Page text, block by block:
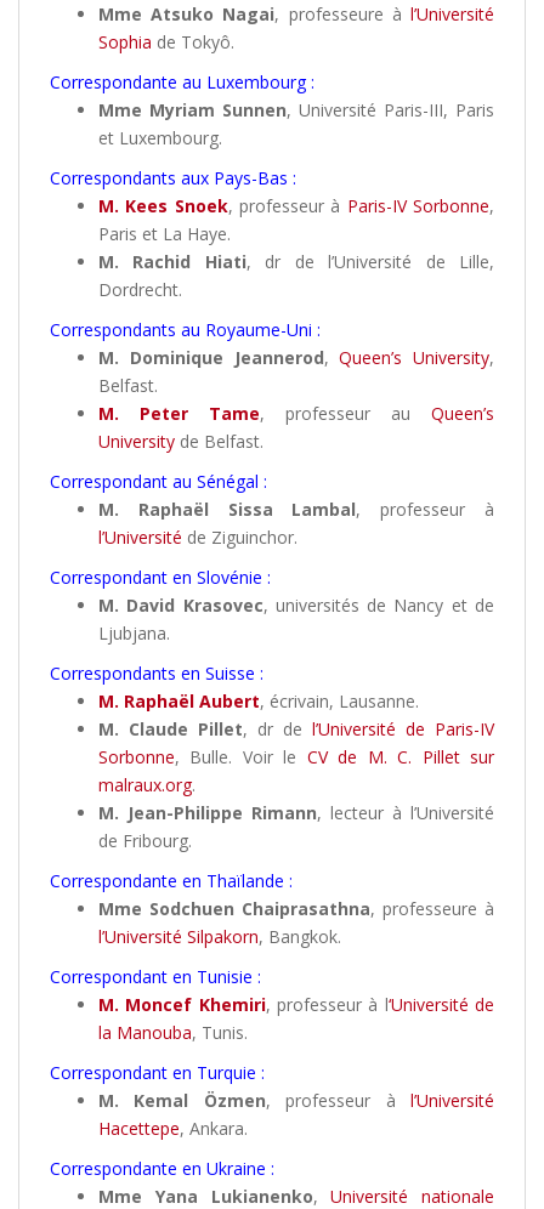
Mme Atsuko Nagai, professeure à l’Université
Sophia de Tokyô.
Correspondante au Luxembourg :
Mme Myriam Sunnen, Université Paris-III, Paris
et Luxembourg.
Correspondants aux Pays-Bas :
M. Kees Snoek, professeur à Paris-IV Sorbonne,
Paris et La Haye.
M. Rachid Hiati, dr de l’Université de Lille,
Dordrecht.
Correspondants au Royaume-Uni :
M. Dominique Jeannerod,Queen’s University,
Belfast.
M. Peter Tame, professeur au Queen’s
University de Belfast.
Correspondant au Sénégal :
M. Raphaël Sissa Lambal, professeur à
l’Université de Ziguinchor.
Correspondant en Slovénie :
M. David Krasovec, universités de Nancy et de
Ljubjana.
Correspondants en Suisse :
M. Raphaël Aubert, écrivain, Lausanne.
M. Claude Pillet, dr de l’Université de Paris-IV
Sorbonne, Bulle. Voir le CV de M. C. Pillet sur
malraux.org.
M. Jean-Philippe Rimann, lecteur à l’Université
de Fribourg.
Correspondante en Thaïlande :
Mme Sodchuen Chaiprasathna, professeure à
l’Université Silpakorn, Bangkok.
Correspondant en Tunisie :
M. Moncef Khemiri, professeur à l‘Université de
la Manouba, Tunis.
Correspondant en Turquie :
M. Kemal Özmen, professeur àl’Université
Hacettepe, Ankara.
Correspondante en Ukraine :
Mme Yana Lukianenko,Université nationale